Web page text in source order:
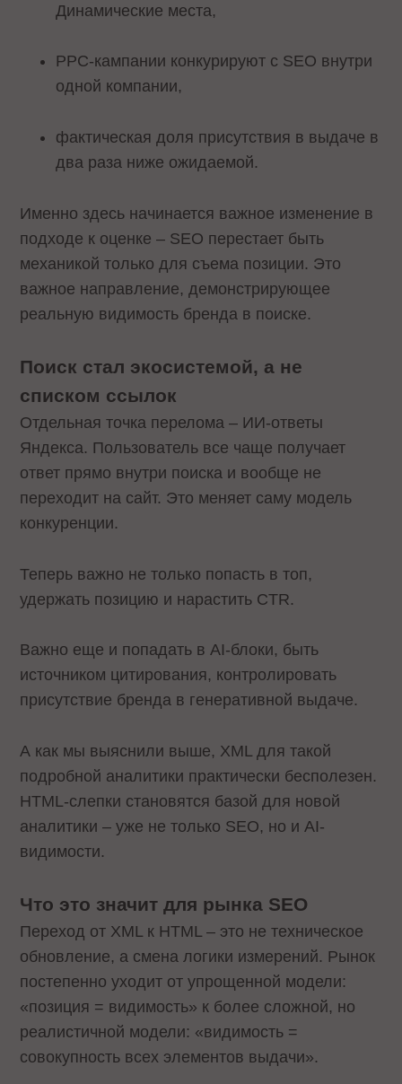
Динамические места,
PPC-кампании конкурируют с SEO внутри
одной компании,
фактическая доля присутствия в выдаче в
два раза ниже ожидаемой.
Именно здесь начинается важное изменение в
подходе к оценке – SEO перестает быть
механикой только для съема позиции. Это
важное направление, демонстрирующее
реальную видимость бренда в поиске.
Поиск стал экосистемой, а не
списком ссылок
Отдельная точка перелома – ИИ-ответы
Яндекса. Пользователь все чаще получает
ответ прямо внутри поиска и вообще не
переходит на сайт. Это меняет саму модель
конкуренции.
Теперь важно не только попасть в топ,
удержать позицию и нарастить CTR.
Важно еще и попадать в AI-блоки, быть
источником цитирования, контролировать
присутствие бренда в генеративной выдаче.
А как мы выяснили выше, XML для такой
подробной аналитики практически бесполезен.
HTML-слепки становятся базой для новой
аналитики – уже не только SEO, но и AI-
видимости.
Что это значит для рынка SEO
Переход от XML к HTML – это не техническое
обновление, а смена логики измерений. Рынок
постепенно уходит от упрощенной модели:
«позиция = видимость» к более сложной, но
реалистичной модели: «видимость =
совокупность всех элементов выдачи».